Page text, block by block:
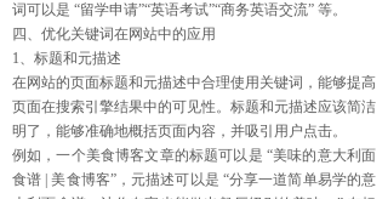
词可以是 “留学申请”“英语考试”“商务英语交流” 等。
四、优化关键词在网站中的应用
1、标题和元描述
在网站的页面标题和元描述中合理使用关键词，能够提高
页面在搜索引擎结果中的可见性。标题和元描述应该简洁
明了，能够准确地概括页面内容，并吸引用户点击。
例如，一个美食博客文章的标题可以是 “美味的意大利面
食谱 | 美食博客”，元描述可以是 “分享一道简单易学的意